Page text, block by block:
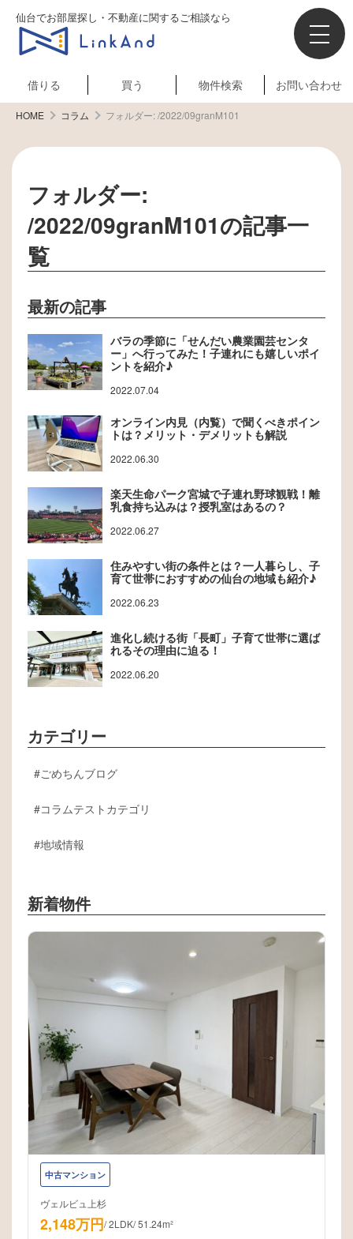
仙台でお部屋探し・不動産に関するご相談なら
借りる 買う 物件検索 お問い合わせ
HOME コラム フォルダー:/2022/09granM101
フォルダー:
/2022/09granM101の記事一
覧
最新の記事
バラの季節に「せんだい農業園芸センタ
ー」へ行ってみた！子連れにも嬉しいポイ
ントを紹介♪
2022.07.04
オンライン内見（内覧）で聞くべきポイン
トは？メリット・デメリットも解説
2022.06.30
楽天生命パーク宮城で子連れ野球観戦！離
乳食持ち込みは？授乳室はあるの？
2022.06.27
住みやすい街の条件とは？一人暮らし、子
育て世帯におすすめの仙台の地域も紹介♪
2022.06.23
進化し続ける街「長町」子育て世帯に選ば
れるその理由に迫る！
2022.06.20
カテゴリー
ごめちんブログ
コラムテストカテゴリ
地域情報
新着物件
中古マンション
ヴェルビュ上杉
2,148万円/2LDK/51.24m²